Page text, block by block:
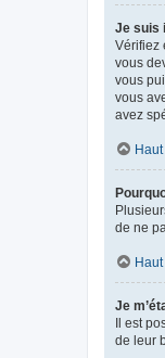
Je suis
Vérifiez
vous
vous
vous
avez
Haut
de ne
Haut
Je
Il est
de leur